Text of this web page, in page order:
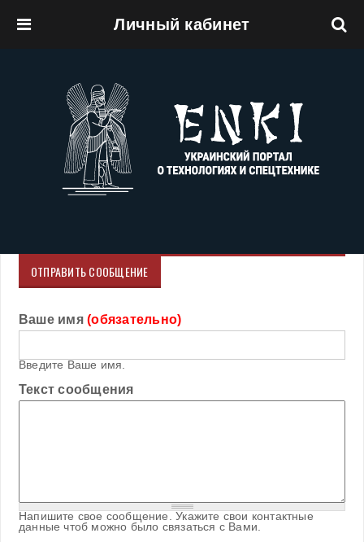
Личный кабинет
ОТПРАВИТЬ СООБЩЕНИЕ
Ваше имя(обязательно)
Введите Ваше имя.
Текст сообщения
Напишите свое сообщение. Укажите свои контактные
данные чтоб можно было связаться с Вами.